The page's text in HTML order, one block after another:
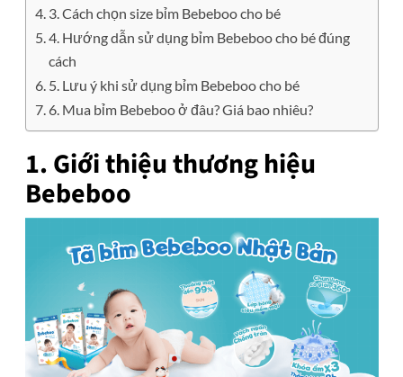
3. Cách chọn size bỉm Bebeboo cho bé
4. Hướng dẫn sử dụng bỉm Bebeboo cho bé đúng
cách
5. Lưu ý khi sử dụng bỉm Bebeboo cho bé
6. Mua bỉm Bebeboo ở đâu? Giá bao nhiêu?
1. Giới thiệu thương hiệu
Bebeboo